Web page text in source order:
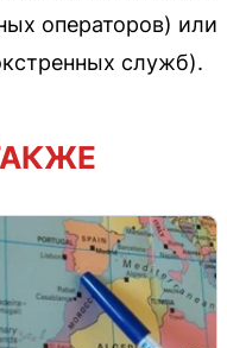
операторов) или
служб).